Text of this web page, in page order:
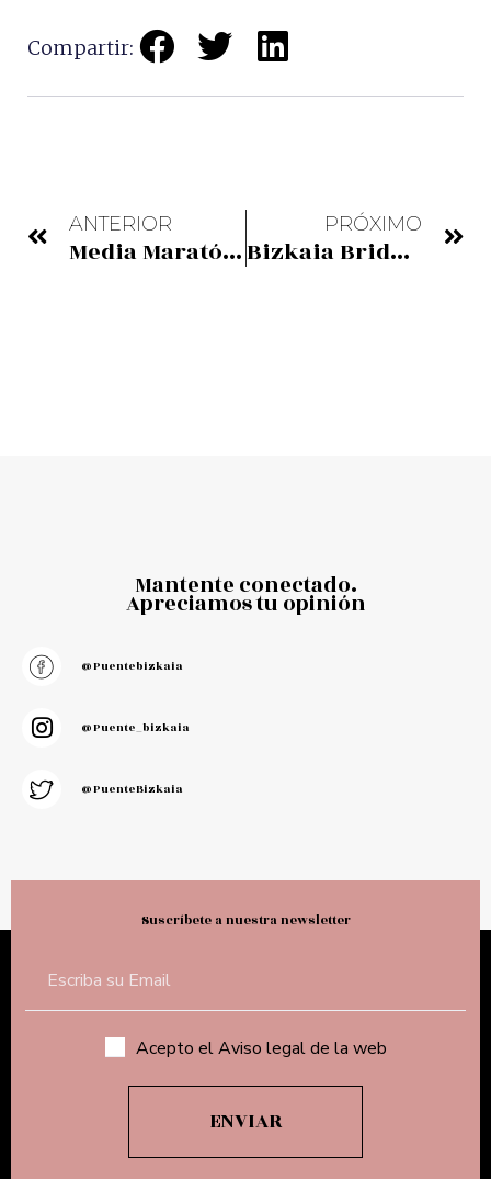
Compartir:
ANTERIOR
Media Maratón Puente Bizkaia – 20 Mayo
PRÓXIMO
Bizkaia Bridge Half Marathon
Mantente conectado.
Apreciamos tu opinión
@puentebizkaia
@puente_bizkaia
@PuenteBizkaia
Suscríbete a nuestra newsletter
Acepto el Aviso legal de la web